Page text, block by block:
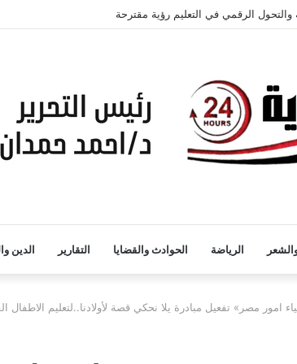
الرياضة الحوادث والقضايا التقارير الدين
امور مصر» تفعيل مبادرة يلا نحكي قصة لأولادنا..لتعليم الاطفال